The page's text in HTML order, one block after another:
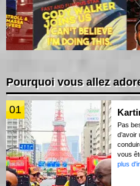
Pourquoi vous allez
01
Pas
vous
plus